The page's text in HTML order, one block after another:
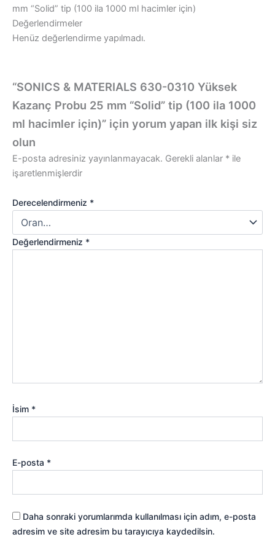
mm “Solid” tip (100 ila 1000 ml hacimler için)
Değerlendirmeler
Henüz değerlendirme yapılmadı.
“SONICS & MATERIALS 630-0310 Yüksek
Kazanç Probu 25 mm “Solid” tip (100 ila 1000
ml hacimler için)” için yorum yapan ilk kişi siz
olun
E-posta adresiniz yayınlanmayacak. Gerekli alanlar * ile
işaretlenmişlerdir
Derecelendirmeniz *
Değerlendirmeniz *
İsim *
E-posta *
Daha sonraki yorumlarımda kullanılması için adım, e-posta
adresim ve site adresim bu tarayıcıya kaydedilsin.